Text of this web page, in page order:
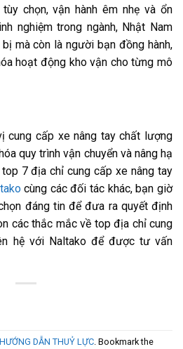
chọn, vận hành êm nhẹ và ổn
nghiệm trong ngành, Nhật Nam
mà còn là người bạn đồng hành,
hoạt động kho vận cho từng mô
cung cấp xe nâng tay chất lượng
quy trình vận chuyển và nâng hạ
7 địa chỉ cung cấp xe nâng tay
cùng các đối tác khác, bạn giờ
đáng tin để đưa ra quyết định
các thắc mắc về top địa chỉ cung
hệ với Naltako để được tư vấn
HƯỚNG DẪN THUỶ LỰC. Bookmark the